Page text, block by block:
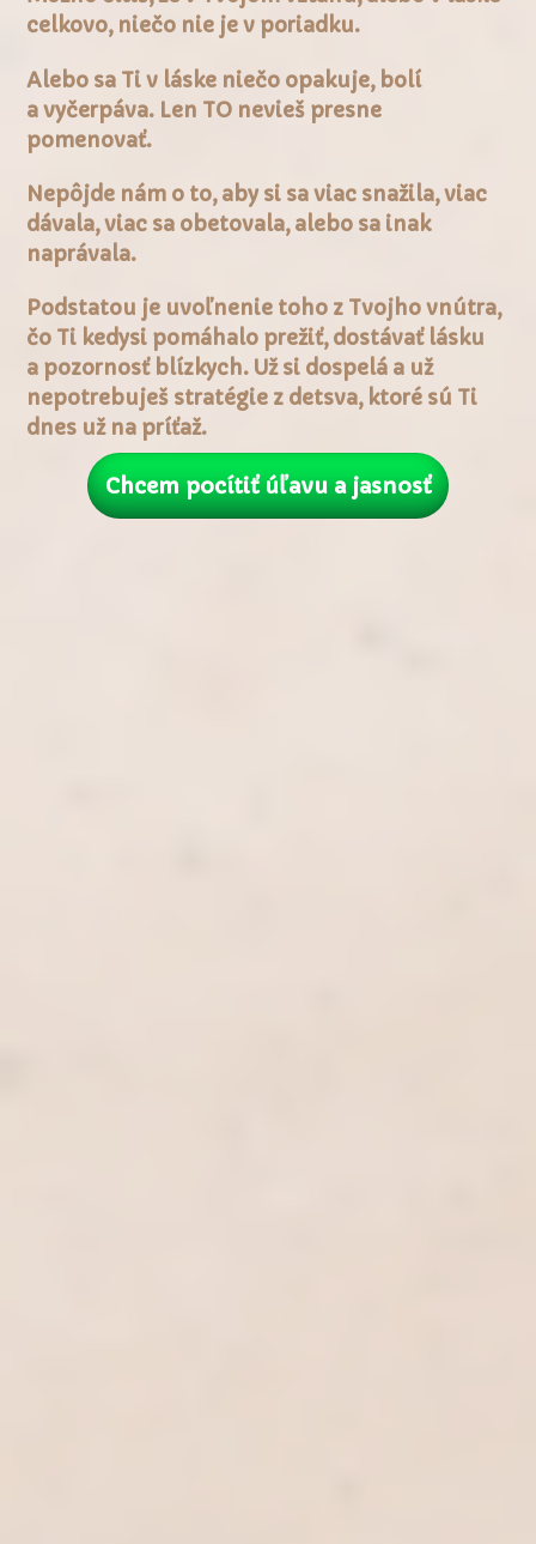
celkovo, niečo nie je v poriadku.
Alebo sa Ti v láske niečo opakuje, bolí
a vyčerpáva. Len TO nevieš presne
pomenovať.
Nepôjde nám o to, aby si sa viac snažila, viac
dávala, viac sa obetovala, alebo sa inak
naprávala.
Podstatou je uvoľnenie toho z Tvojho vnútra,
čo Ti kedysi pomáhalo prežiť, dostávať lásku
a pozornosť blízkych. Už si dospelá a už
nepotrebuješ stratégie z detsva, ktoré sú Ti
dnes už na príťaž.
Chcem pocítiť úľavu a jasnosť